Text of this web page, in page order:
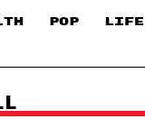
POP LIFE